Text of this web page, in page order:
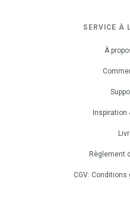
SERVICE À
À
Inspiration
Règlement
CGV: